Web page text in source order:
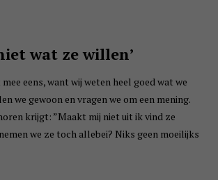
wat ze willen’
eens, want wij weten heel goed wat we
we gewoon en vragen we om een mening.
krijgt: ”Maakt mij niet uit ik vind ze
we ze toch allebei? Niks geen moeilijks